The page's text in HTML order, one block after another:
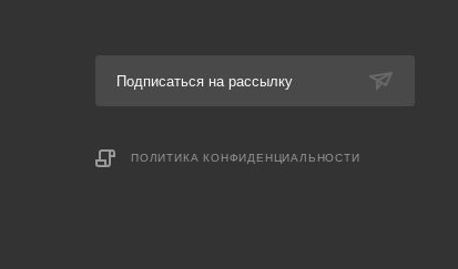
Подписаться на рассылку
ПОЛИТИКА КОНФИДЕНЦИАЛЬНОСТИ